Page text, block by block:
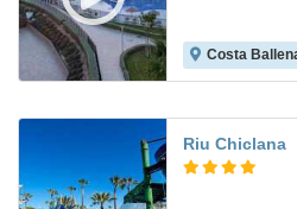
Costa
Riu Chiclana